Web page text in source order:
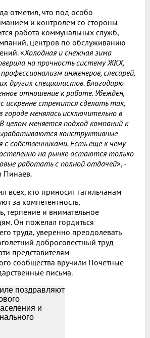
отметил, что под особо
и контролем со стороны
работа коммунальных служб,
центров по обслуживанию
«Холодная и снежная зима
на прочность систему ЖКХ,
инженеров, слесарей,
других специалистов. Благодарю
отношение к работе. Убежден,
искренне стремится сделать так,
менялась исключительно в
целом меняется подход компаний к
конструктивные
собственниками. Есть еще к чему
на рынке остаются только
работать с полной отдачей», -
Пинаев.
всех, кто приносит тагильчанам
за компетентность,
терпение и внимательное
Он пожелал гордиться
труда, уверенно преодолевать
добросовестный труд
представителям
сообщества вручили Почетные
письма.